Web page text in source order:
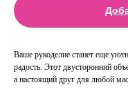
Ваше рукоделие станет еще
радость. Этот двусторонний
а настоящий друг для любой